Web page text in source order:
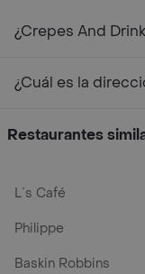
¿Crepes And
¿Cuál es la
Restaurantes
L´s Café
Philippe
Baskin Robbins